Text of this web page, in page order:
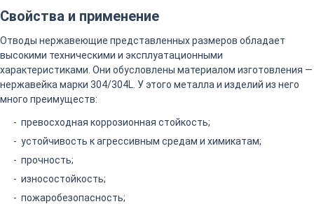
Свойства и применение
Отводы нержавеющие представленных размеров обладает
высокими техническими и эксплуатационными
характеристиками. Они обусловлены материалом изготовления —
нержавейка марки 304/304L. У этого металла и изделий из него
много преимуществ:
превосходная коррозионная стойкость;
устойчивость к агрессивным средам и химикатам;
прочность;
износостойкость;
пожаробезопасность;